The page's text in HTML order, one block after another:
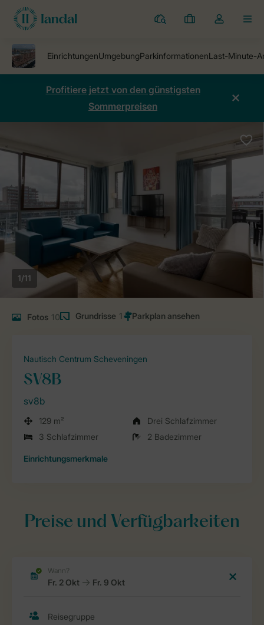
Ferienparks
Meine
Dropdown-
öffnen
Profitiere jetzt von den günstigsten
Sommerpreisen
1/11
Fotos 10 Grundrisse 1
Nautisch Centrum Scheveningen
SV8B
sv8b
129 m²
Drei Schlafzimmer
3 Schlafzimmer
2 Badezimmer
Einrichtungsmerkmale
Preise und Verfügbarkeiten